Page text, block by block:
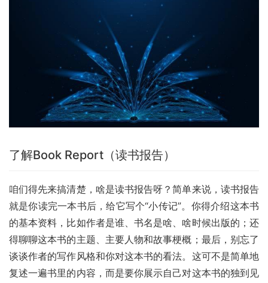
了解Book Report（读书报告）
咱们得先来搞清楚，啥是读书报告呀？简单来说，读书报告
就是你读完一本书后，给它写个“小传记”。你得介绍这本书
的基本资料，比如作者是谁、书名是啥、啥时候出版的；还
得聊聊这本书的主题、主要人物和故事梗概；最后，别忘了
谈谈作者的写作风格和你对这本书的看法。这可不是简单地
复述一遍书里的内容，而是要你展示自己对这本书的独到见